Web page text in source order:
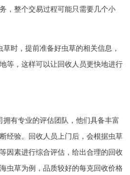
，整个交易过程可能只需要几个小
时，提前准备好虫草的相关信息，
等，这样可以让回收人员更快地进行
有专业的评估团队，他们具备丰富
经验。回收人员上门后，会根据虫草
因素进行综合评估，给出合理的回收
虫草为例，品质较好的每克回收价格